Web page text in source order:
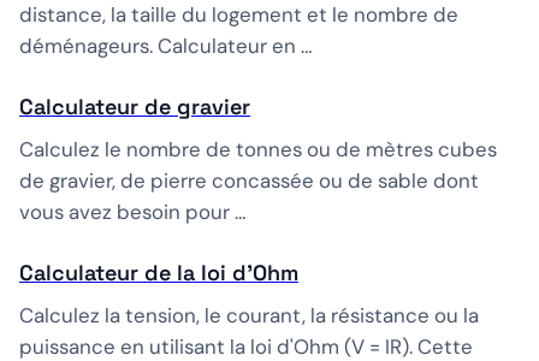
distance, la taille du logement et le nombre de
déménageurs. Calculateur en …
Calculateur de gravier
Calculez le nombre de tonnes ou de mètres cubes
de gravier, de pierre concassée ou de sable dont
vous avez besoin pour …
Calculateur de la loi d'Ohm
Calculez la tension, le courant, la résistance ou la
puissance en utilisant la loi d'Ohm (V = IR). Cette